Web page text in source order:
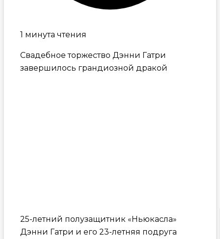
1 минута чтения
Свадебное торжество Дэнни Гатри
завершилось грандиозной дракой
25-летний полузащитник «Ньюкасла»
Дэнни Гатри и его 23-летняя подруга